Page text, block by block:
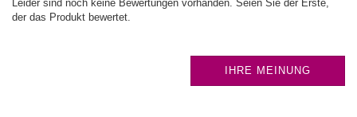
Leider sind noch keine Bewertungen vorhanden. Seien Sie der Erste,
der das Produkt bewertet.
IHRE MEINUNG